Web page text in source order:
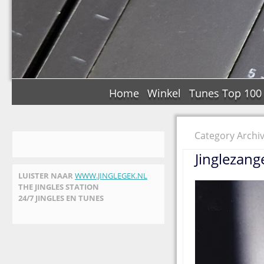
Home Winkel Tunes Top 100
LUISTER NAAR WWW.JINGLEGEK.NL
THE JINGLES STATION
24/7 JINGLES EN TUNES
Category